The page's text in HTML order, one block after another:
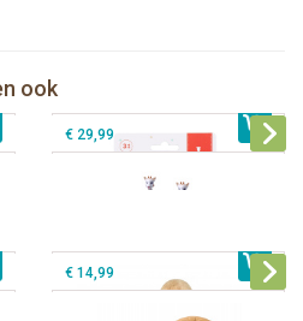
ook
€ 29,99
Sophie de giraf Baby Seat & Play
IEUF
€ 14,99